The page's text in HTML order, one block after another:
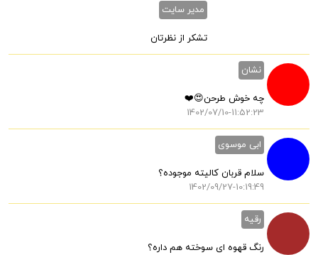
مدیر سایت
تشکر از نظرتان
نشان
چه خوش طرحن😍❤️
1402/07/10-11:52:23
ابی موسوی
سلام قربان کالیته موجوده؟
1402/09/27-10:19:49
رقیه
رنگ قهوه ای سوخته هم داره؟